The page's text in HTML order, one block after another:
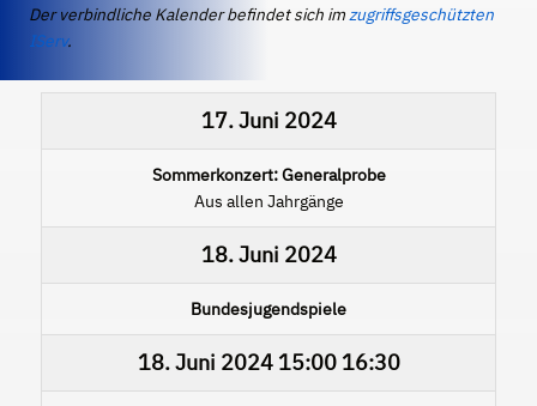
Der verbindliche Kalender befindet sich imzugriffsgeschützten
IServ.
17. Juni 2024
Sommerkonzert: Generalprobe
Aus allen Jahrgänge
18. Juni 2024
Bundesjugendspiele
18. Juni 202415:00 16:30